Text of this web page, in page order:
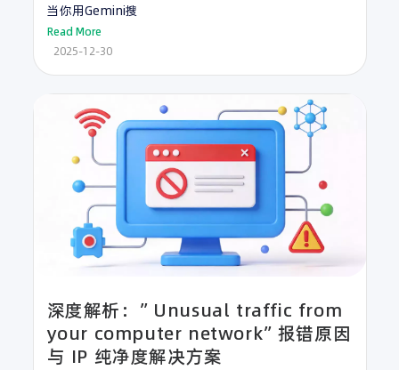
当你用Gemini搜
Read More
2025-12-30
深度解析：”Unusual traffic from
your computer network”报错原因
与 IP 纯净度解决方案